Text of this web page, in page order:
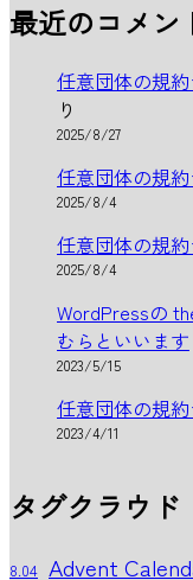
最近のコメン
任意団体の規
り
2025/8/27
任意団体の規
2025/8/4
任意団体の規
2025/8/4
WordPressの
むらといいます
2023/5/15
任意団体の規
2023/4/11
タグクラウド
8.04 Advent